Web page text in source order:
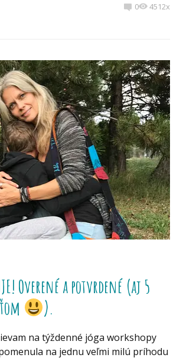
0 4512x
Overené a potvrdené (aj 5
).
na týždenné jóga workshopy
na jednu veľmi milú príhodu